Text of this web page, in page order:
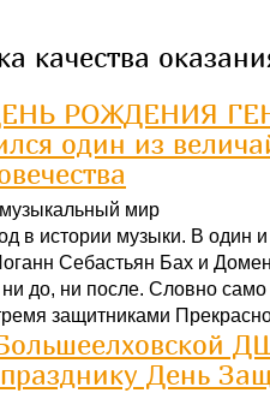
качества
РОЖДЕНИЯ
один из
мир
в истории музыки. В один и
Себастьян Бах и
до, ни после. Словно
защитниками
День